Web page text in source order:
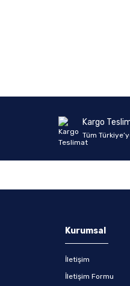
Kargo
Tüm
Kurumsal
İletişim
İletişim Formu